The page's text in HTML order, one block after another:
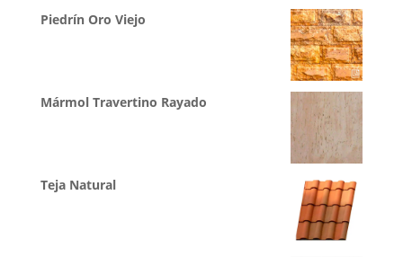
Piedrín Oro Viejo
Mármol Travertino Rayado
Teja Natural